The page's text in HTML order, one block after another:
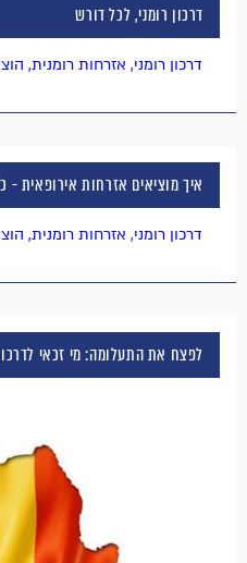
דרכון רומני, לכל דורש
איך מוציאים אזרחות אירופאית -
לפצח את התעלומה: מי זכאי